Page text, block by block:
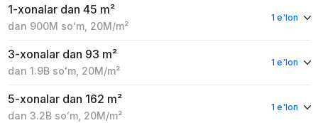
1-xonalar dan 45 m²
dan 900M soʻm, 20M/m²
1 e'lon
3-xonalar dan 93 m²
dan 1.9B soʻm, 20M/m²
1 e'lon
5-xonalar dan 162 m²
dan 3.2B soʻm, 20M/m²
1 e'lon